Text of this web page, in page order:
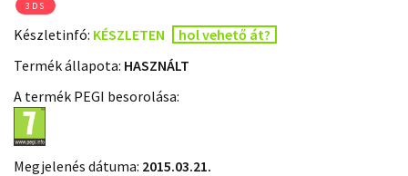
3DS
Készletinfó: KÉSZLETEN
hol vehető át?
Termék állapota: HASZNÁLT
A termék PEGI besorolása:
Megjelenés dátuma: 2015.03.21.